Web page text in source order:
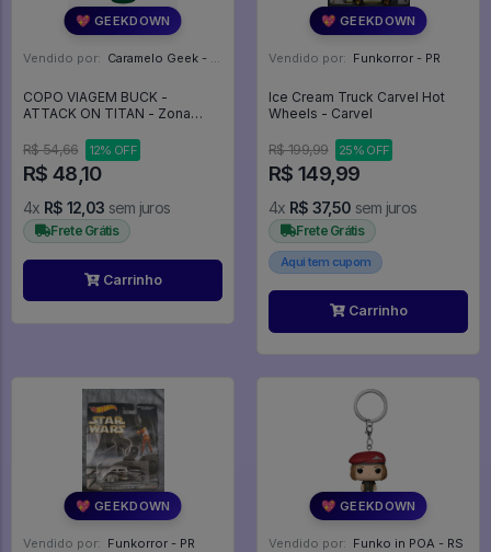
💖 GEEKDOWN
Vendido por: Caramelo Geek - DF
COPO VIAGEM BUCK -
ATTACK ON TITAN - Zona
R$ 54,66
12% OFF
R$ 48,10
4x R$ 12,03 sem juros
Frete Grátis
Carrinho
💖 GEEKDOWN
Vendido por: Funkorror - PR
Ice Cream Truck Carvel Hot
Wheels - Carvel
R$ 199,99 25% OFF
R$ 149,99
4x R$ 37,50 sem juros
Frete Grátis
Aqui tem cupom
Carrinho
💖 GEEKDOWN
Vendido por: Funkorror - PR
💖 GEEKDOWN
Vendido por: Funko in POA - RS